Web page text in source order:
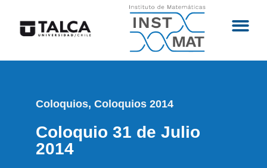
Coloquios, Coloquios 2014
Coloquio 31 de Julio
2014